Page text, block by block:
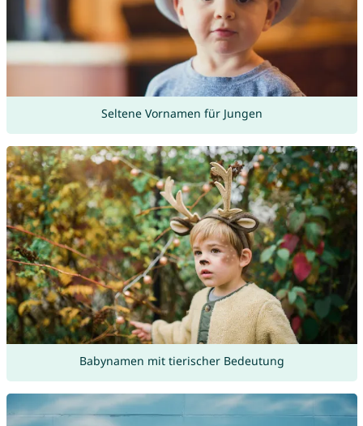
Seltene Vornamen für Jungen
Babynamen mit tierischer Bedeutung